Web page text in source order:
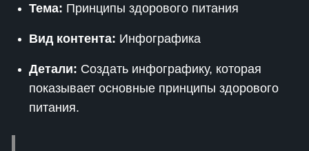
Тема: Принципы здорового питания
Вид контента: Инфографика
Детали: Создать инфографику, которая
показывает основные принципы здорового
питания.